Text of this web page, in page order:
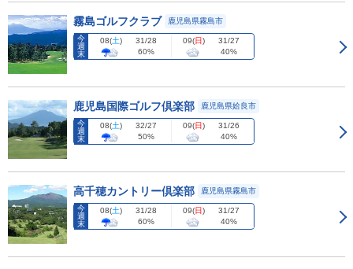
霧島ゴルフクラブ
鹿児島県霧島市
今
週
末
08(土)
31/28
60%
09(日)
31/27
40%
鹿児島国際ゴルフ倶楽部
鹿児島県姶良市
今
週
末
08(土)
32/27
50%
09(日)
31/26
40%
高千穂カントリー倶楽部
鹿児島県霧島市
今
週
末
08(土)
31/28
60%
09(日)
31/27
40%